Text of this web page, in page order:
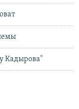
Кадырова"